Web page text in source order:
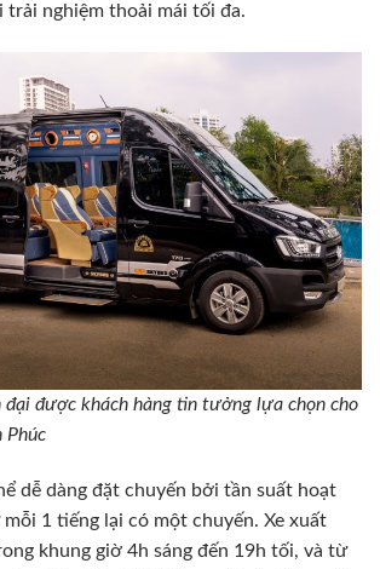
trải nghiệm thoải mái tối đa.
đại được khách hàng tin tưởng lựa chọn cho
Phúc
dễ dàng đặt chuyến bởi tần suất hoạt
1 tiếng lại có một chuyến. Xe xuất
khung giờ 4h sáng đến 19h tối, và từ